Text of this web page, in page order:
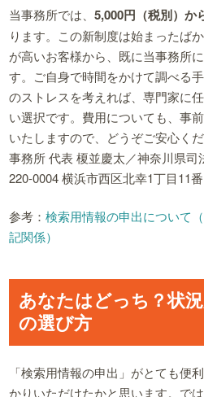
当事務所では、5,000円（税別）か
ります。この新制度は始まったば
が高いお客様から、既に当事務所
す。ご自身で時間をかけて調べる
のストレスを考えれば、専門家に
い選択です。費用についても、事
いたしますので、どうぞご安心く
事務所 代表 榎並慶太／神奈川県司
220-0004 横浜市西区北幸1丁目11
参考：検索用情報の申出について
記関係）
あなたはどっち？状
の選び方
「検索用情報の申出」がとても便
かりいただけたかと思います。で